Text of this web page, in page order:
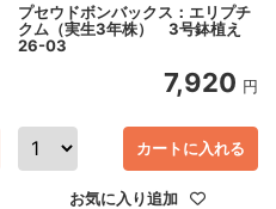
プセウドボンバックス：エリプチ
クム（実生3年株） 3号鉢植え
26-03
7,920 円
カートに入れる
お気に入り追加